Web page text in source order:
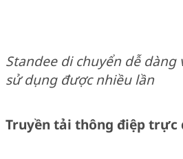
Standee di chuyển dễ dàng
sử dụng được nhiều lần
Truyền tải thông điệp trực